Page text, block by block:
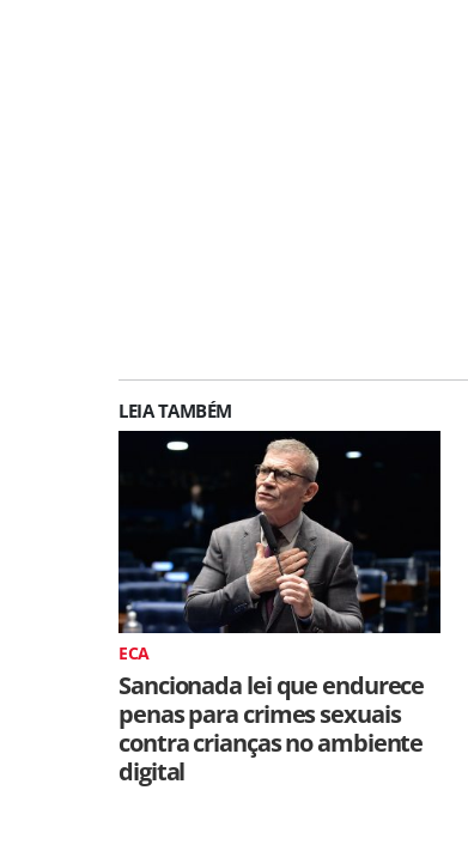
LEIA TAMBÉM
ECA
Sancionada lei que endurece
penas para crimes sexuais
contra crianças no ambiente
digital